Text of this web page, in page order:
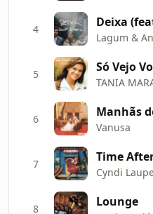
4 Deixa
Lagum &
5 Só Vejo
TANIA
6 Manhãs
Vanusa
7 Time
Cyndi
8 Lounge